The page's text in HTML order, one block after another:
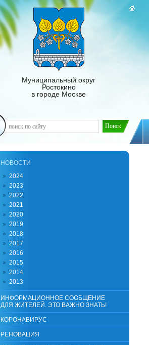
Муниципальный округ
Ростокино
в городе Москве
НОВОСТИ
2024
2023
2022
2021
2020
2019
2018
2017
2016
2015
2014
2013
ИНФОРМАЦИОННОЕ СООБЩЕНИЕ
ДЛЯ ЖИТЕЛЕЙ. ЭТО ВАЖНО ЗНАТЬ!
КОРОНАВИРУС
РЕНОВАЦИЯ